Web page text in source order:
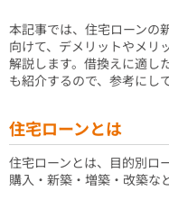
本記事では、住宅ローンの
向けて、デメリットやメリ
解説します。借換えに適し
も紹介するので、参考にし
住宅ローンとは
住宅ローンとは、目的別ロ
購入・新築・増築・改築な